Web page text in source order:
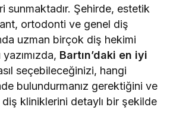
sunmaktadır. Şehirde, estetik
ortodonti ve genel diş
uzman birçok diş hekimi
Bartın’daki en iyi
seçebileceğinizi, hangi
bulundurmanız gerektiğini ve
diş kliniklerini detaylı bir şekilde